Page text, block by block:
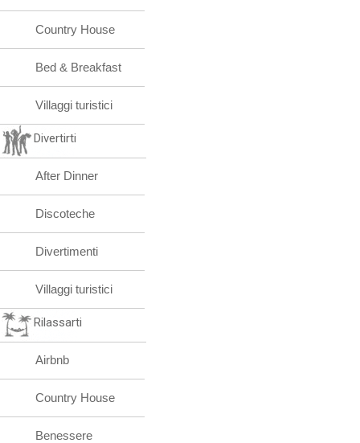
Country House
Bed & Breakfast
Villaggi turistici
Divertirti
After Dinner
Discoteche
Divertimenti
Villaggi turistici
Rilassarti
Airbnb
Country House
Benessere